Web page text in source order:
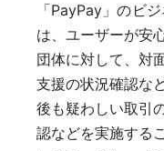
「PayPay」のビ
は、ユーザーが安
団体に対して、対
支援の状況確認な
後も疑わしい取引
認などを実施する